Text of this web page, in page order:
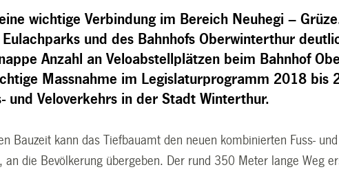
wichtige Verbindung im Bereich Neuhegi –
Eulachparks und des Bahnhofs Oberwinterthur
Anzahl an Veloabstellplätzen beim Bahnhof
Massnahme im Legislaturprogramm 2018 bis
und Veloverkehrs in der Stadt Winterthur.
Bauzeit kann das Tiefbauamt den neuen kombinierten Fuss-
an die Bevölkerung übergeben. Der rund 350 Meter lange Weg